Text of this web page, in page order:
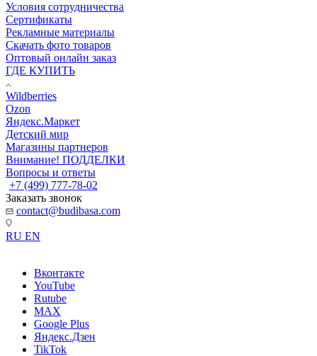
Условия сотрудничества
Сертификаты
Рекламные материалы
Скачать фото товаров
Оптовый онлайн заказ
ГДЕ КУПИТЬ
Wildberries
Ozon
Яндекс.Маркет
Детский мир
Магазины партнеров
Внимание! ПОДДЕЛКИ
Вопросы и ответы
+7 (499) 777-78-02
Заказать звонок
contact@budibasa.com
RU EN
Вконтакте
YouTube
Rutube
MAX
Google Plus
Яндекс.Дзен
TikTok